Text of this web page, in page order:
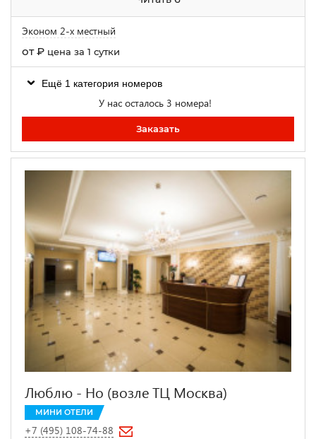
Эконом 2-х местный
от₽ цена за 1 сутки
Ещё 1 категория номеров
У нас осталось 3 номера!
Заказать
Люблю - Но (возле ТЦ Москва)
МИНИ ОТЕЛИ
+7 (495) 108-74-88